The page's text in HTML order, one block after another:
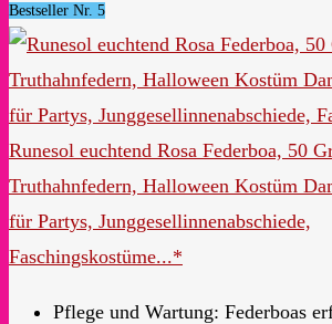
Bestseller Nr. 5
Runesol euchtend Rosa Federboa, 50
Truthahnfedern, Halloween Kostüm
für Partys, Junggesellinnenabschiede,
Faschingskostüme...*
Pflege und Wartung: Federboas